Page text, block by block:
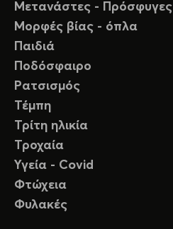
Μετανάστες - Πρόσφυγες
Μορφές βίας - όπλα
Παιδιά
Ποδόσφαιρο
Ρατσισμός
Τέμπη
Τρίτη ηλικία
Τροχαία
Υγεία - Covid
Φτώχεια
Φυλακές